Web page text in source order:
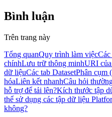
Bình luận
Trên trang này
Tổng quanQuy trình làm việc
chínhLưu trữ thông minhURI
dữ liệuCác tab DatasetPhân cụm
hóaLiên kết nhanhCâu hỏi
hỗ trợ để tải lên?Kích thước tập
thể sử dụng các tập dữ liệu
không?